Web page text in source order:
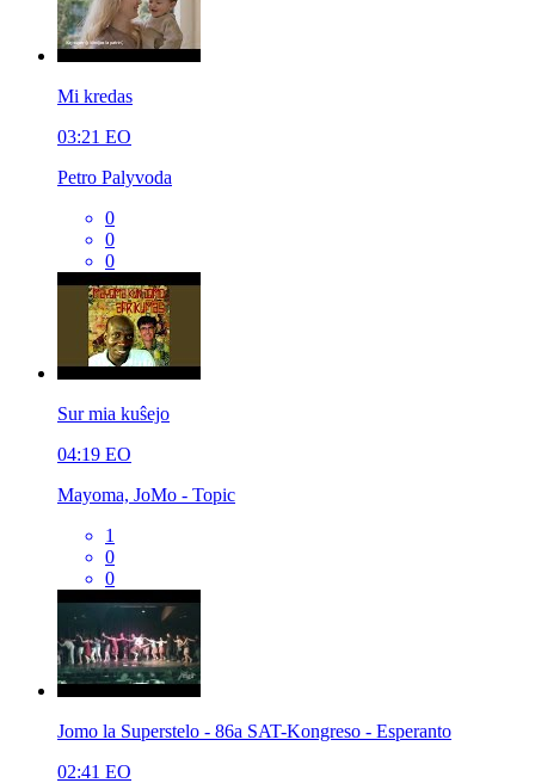
Mi kredas
03:21 EO
Petro Palyvoda
0
0
0
Sur mia kuŝejo
04:19 EO
Mayoma, JoMo - Topic
1
0
0
Jomo la Superstelo - 86a SAT-Kongreso - Esperanto
02:41 EO